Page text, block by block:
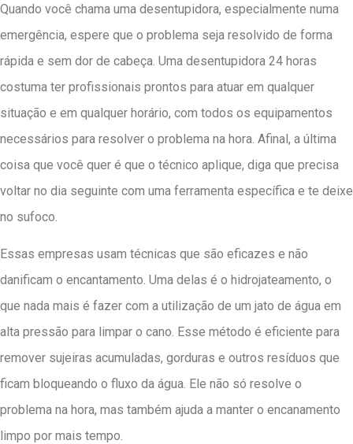
Quando você chama uma desentupidora, especialmente numa
emergência, espere que o problema seja resolvido de forma
rápida e sem dor de cabeça. Uma desentupidora 24 horas
costuma ter profissionais prontos para atuar em qualquer
situação e em qualquer horário, com todos os equipamentos
necessários para resolver o problema na hora. Afinal, a última
coisa que você quer é que o técnico aplique, diga que precisa
voltar no dia seguinte com uma ferramenta específica e te deixe
no sufoco.
Essas empresas usam técnicas que são eficazes e não
danificam o encantamento. Uma delas é o hidrojateamento, o
que nada mais é fazer com a utilização de um jato de água em
alta pressão para limpar o cano. Esse método é eficiente para
remover sujeiras acumuladas, gorduras e outros resíduos que
ficam bloqueando o fluxo da água. Ele não só resolve o
problema na hora, mas também ajuda a manter o encanamento
limpo por mais tempo.